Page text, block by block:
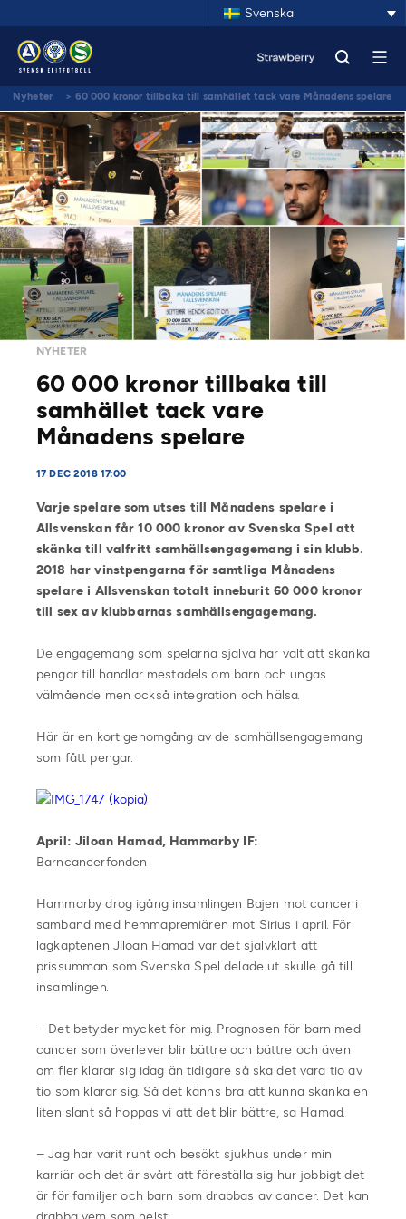
Svenska
Nyheter > 60 000 kronor tillbaka till samhället tack vare Månadens spelare
NYHETER
60 000 kronor tillbaka till
samhället tack vare
Månadens spelare
17 DEC 2018 17:00
Varje spelare som utses till Månadens spelare i
Allsvenskan får 10 000 kronor av Svenska Spel att
skänka till valfritt samhällsengagemang i sin klubb.
2018 har vinstpengarna för samtliga Månadens
spelare i Allsvenskan totalt inneburit 60 000 kronor
till sex av klubbarnas samhällsengagemang.
De engagemang som spelarna själva har valt att skänka
pengar till handlar mestadels om barn och ungas
välmående men också integration och hälsa.
Här är en kort genomgång av de samhällsengagemang
som fått pengar.
April: Jiloan Hamad, Hammarby IF:
Barncancerfonden
Hammarby drog igång insamlingen Bajen mot cancer i
samband med hemmapremiären mot Sirius i april. För
lagkaptenen Jiloan Hamad var det självklart att
prissumman som Svenska Spel delade ut skulle gå till
insamlingen.
– Det betyder mycket för mig. Prognosen för barn med
cancer som överlever blir bättre och bättre och även
om fler klarar sig idag än tidigare så ska det vara tio av
tio som klarar sig. Så det känns bra att kunna skänka en
liten slant så hoppas vi att det blir bättre, sa Hamad.
– Jag har varit runt och besökt sjukhus under min
karriär och det är svårt att föreställa sig hur jobbigt det
är för familjer och barn som drabbas av cancer. Det kan